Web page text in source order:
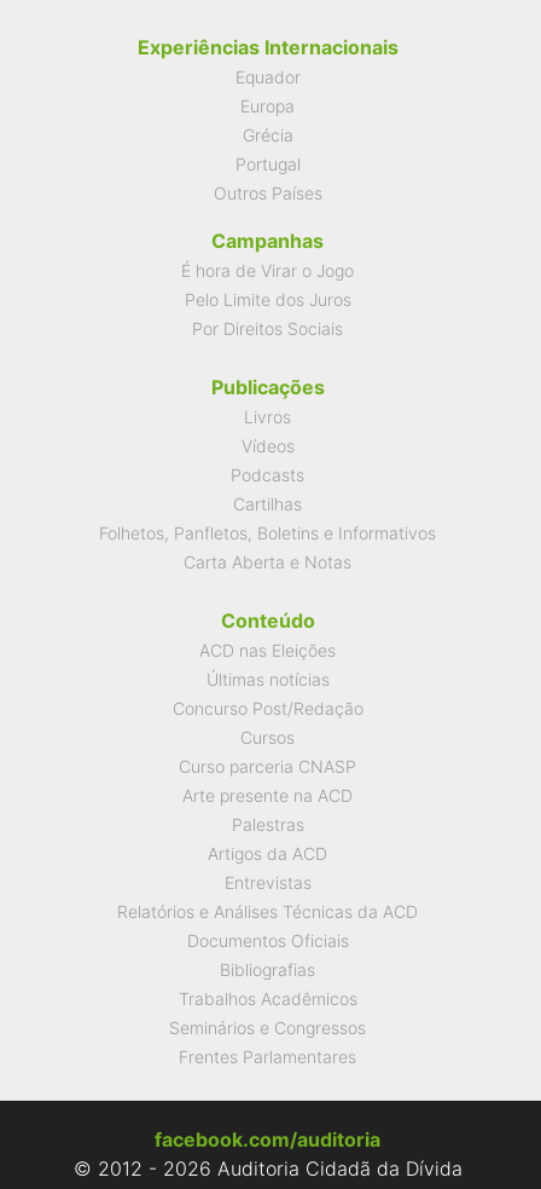
Experiências Internacionais
Equador
Europa
Grécia
Portugal
Outros Países
Campanhas
É hora de Virar o Jogo
Pelo Limite dos Juros
Por Direitos Sociais
Publicações
Livros
Vídeos
Podcasts
Cartilhas
Folhetos, Panfletos, Boletins e Informativos
Carta Aberta e Notas
Conteúdo
ACD nas Eleições
Últimas notícias
Concurso Post/Redação
Cursos
Curso parceria CNASP
Arte presente na ACD
Palestras
Artigos da ACD
Entrevistas
Relatórios e Análises Técnicas da ACD
Documentos Oficiais
Bibliografias
Trabalhos Acadêmicos
Seminários e Congressos
Frentes Parlamentares
facebook.com/auditoria
© 2012 - 2026 Auditoria Cidadã da Dívida